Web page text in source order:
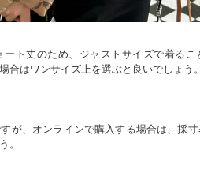
ト丈のため、ジャストサイズで着るこ
合はワンサイズ上を選ぶと良いでしょう
が、オンラインで購入する場合は、採
。